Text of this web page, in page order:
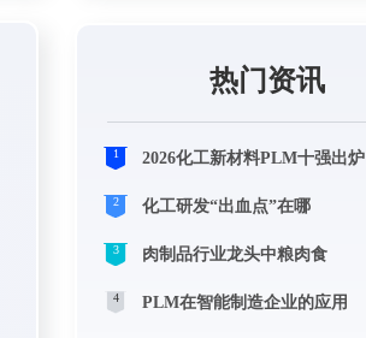
热门资讯
1 2026化工新材料PLM十强出炉
2 化工研发“出血点”在哪
3 肉制品行业龙头中粮肉食
4 PLM在智能制造企业的应用